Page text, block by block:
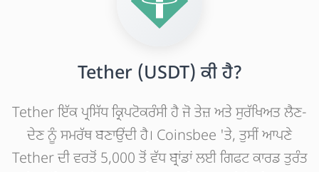
Tether (USDT) ਕੀ ਹੈ?
Tether ਇੱਕ ਪ੍ਰਸਿੱਧ ਕ੍ਰਿਪਟੋਕਰੰਸੀ ਹੈ ਜੋ ਤੇਜ਼ ਅਤੇ ਸੁਰੱਖਿਅਤ ਲੈਣ-
ਦੇਣ ਨੂੰ ਸਮਰੱਥ ਬਣਾਉਂਦੀ ਹੈ। Coinsbee 'ਤੇ, ਤੁਸੀਂ ਆਪਣੇ
Tether ਦੀ ਵਰਤੋਂ 5,000 ਤੋਂ ਵੱਧ ਬ੍ਰਾਂਡਾਂ ਲਈ ਗਿਫਟ ਕਾਰਡ ਤੁਰੰਤ